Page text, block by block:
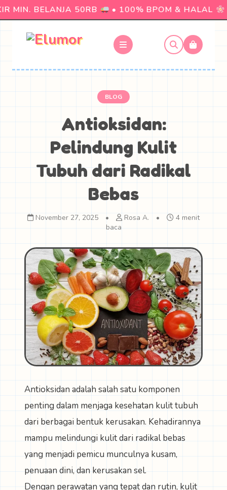
MIN. BELANJA 50RB • 100% BPOM & HALAL •
BLOG
Antioksidan:
Pelindung Kulit
Tubuh dari Radikal
Bebas
November 27, 2025 • Rosa A. •
4 menit
baca
Antioksidan adalah salah satu komponen
penting dalam menjaga kesehatan kulit tubuh
dari berbagai bentuk kerusakan. Kehadirannya
mampu melindungi kulit dari radikal bebas
yang menjadi pemicu munculnya kusam,
penuaan dini, dan kerusakan sel.
Dengan perawatan yang tepat dan rutin, kulit